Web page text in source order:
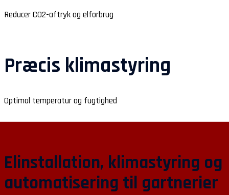
Reducer CO2-aftryk og elforbrug
Præcis klimastyring
Optimal temperatur og fugtighed
Elinstallation, klimastyring og
automatisering til gartnerier